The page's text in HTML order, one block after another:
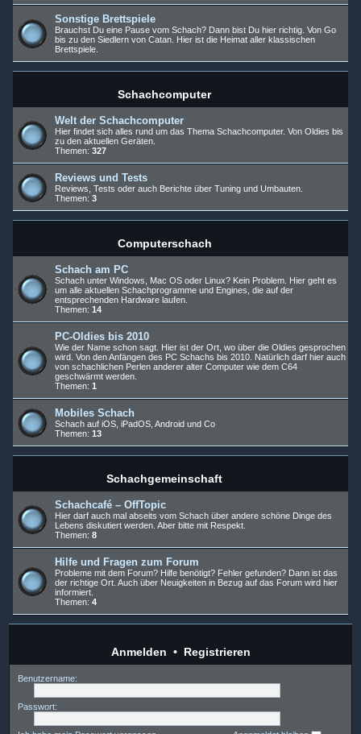
Sonstige Brettspiele
Brauchst Du eine Pause vom Schach? Dann bist Du hier richtig. Von Go
bis zu den Siedlern von Catan. Hier ist die Heimat aller klassischen
Brettspiele.
Schachcomputer
Welt der Schachcomputer
Hier findet sich alles rund um das Thema Schachcomputer. Von Oldies bis
zu den aktuellen Geräten.
Themen: 327
Reviews und Tests
Reviews, Tests oder auch Berichte über Tuning und Umbauten.
Themen: 3
Computerschach
Schach am PC
Schach unter Windows, Mac OS oder Linux? Kein Problem. Hier geht es
um alle aktuellen Schachprogramme und Engines, die auf der
entsprechenden Hardware laufen.
Themen: 14
PC-Oldies bis 2010
Wie der Name schon sagt. Hier ist der Ort, wo über die Oldies gesprochen
wird. Von den Anfängen des PC Schachs bis 2010. Natürlich darf hier auch
von schachlichen Perlen anderer alter Computer wie dem C64
geschwärmt werden.
Themen: 1
Mobiles Schach
Schach auf iOS, iPadOS, Android und Co
Themen: 13
Schachgemeinschaft
Schachcafé – OffTopic
Hier darf auch mal abseits vom Schach über andere schöne Dinge des
Lebens diskutiert werden. Aber bitte mit Respekt.
Themen: 8
Hilfe und Fragen zum Forum
Probleme mit dem Forum? Hilfe benötigt? Fehler gefunden? Dann ist das
der richtige Ort. Auch über Neuigkeiten in Bezug auf das Forum wird hier
informiert.
Themen: 4
Anmelden • Registrieren
Benutzername:
Passwort: